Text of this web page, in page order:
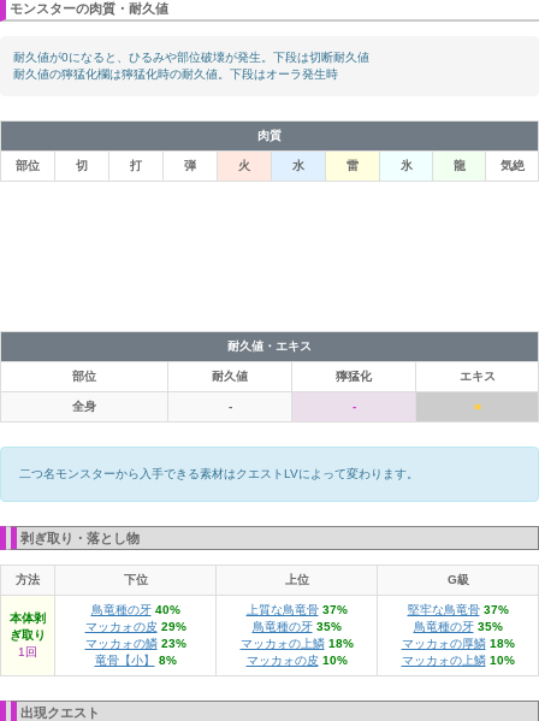
モンスターの肉質・耐久値
耐久値が0になると、ひるみや部位破壊が発生。下段は切断耐久値
耐久値の獰猛化欄は獰猛化時の耐久値。下段はオーラ発生時
肉質
部位 切 打 弾 火 水 雷 氷 龍 気絶
耐久値・エキス
部位 耐久値 獰猛化 エキス
全身 - - ■
二つ名モンスターから入手できる素材はクエストLVによって変わります。
剥ぎ取り・落とし物
方法 下位 上位 G級
本体剥
ぎ取り
1回
鳥竜種の牙 40%
マッカォの皮 29%
マッカォの鱗 23%
竜骨【小】
8%
上質な鳥竜骨 37%
鳥竜種の牙 35%
マッカォの上鱗 18%
マッカォの皮 10%
堅牢な鳥竜骨 37%
鳥竜種の牙 35%
マッカォの厚鱗 18%
マッカォの上鱗 10%
出現クエスト